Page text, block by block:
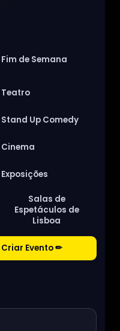
Fim de Semana
Teatro
Stand Up Comedy
Cinema
Exposições
Salas de
Espetáculos de
Lisboa
Criar Evento ✏